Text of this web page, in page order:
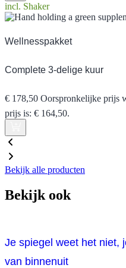
incl. Shaker
Wellnesspakket
Complete 3-delige kuur
€ 178,50 Oorspronkelijke prijs
prijs is: € 164,50.
Bekijk alle producten
Bekijk ook
Je spiegel weet het niet,
van binnenuit